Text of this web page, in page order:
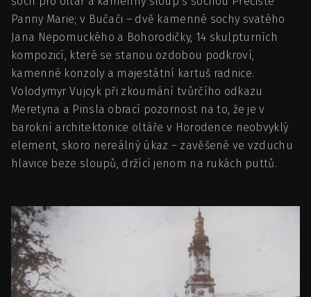
Panny Marie; v Bučači – dvě kamenné sochy svatého
Jana Nepomuckého a Bohorodičky, 14 skulpturních
kompozicí, které se stanou ozdobou podkroví,
kamenné konzoly a majestátní kartuš radnice.
Volodymyr Vujcyk při zkoumání tvůrčího odkazu
Meretyna a Pinsla obrací pozornost na to, že je v
barokní architektonice oltáře v Horodence neobvyklý
element, skoro nereálný úkaz – zavěšené ve vzduchu
hlavice beze sloupů, držící jenom na rukách puttů.